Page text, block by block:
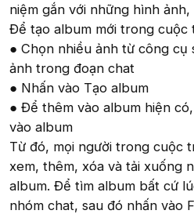
niệm gắn với những hình ảnh,
Để tạo album mới trong cuộc
● Chọn nhiều ảnh từ công cụ
ảnh trong đoạn chat
● Nhấn vào Tạo album
● Để thêm vào album hiện
vào album
Từ đó, mọi người trong cuộc
xem, thêm, xóa và tải xuống
album. Để tìm album bất cứ
nhóm chat, sau đó nhấn vào